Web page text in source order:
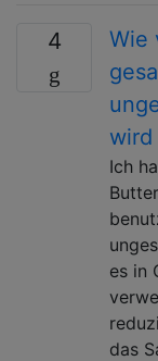
4
Wie
wird
Ich
es in
das